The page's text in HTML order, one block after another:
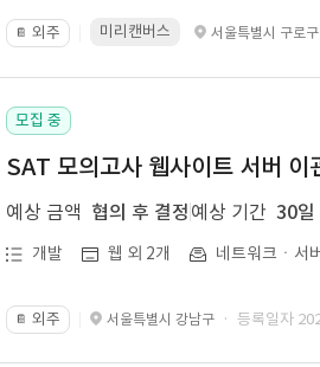
📔 외주 미리캔버스 서울특별시 구로구
모집 중
SAT 모의고사 웹사이트 서버 이
예상 금액 협의 후 결정 예상 기간 30일
개발 웹 외 2개 네트워크ㆍ서
📔 외주 서울특별시 강남구 · 등록일자